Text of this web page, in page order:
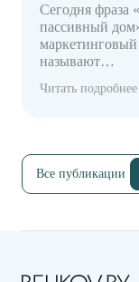
Сегодня фраза
пассивный
называют…
Читать подробнее
Все публикации